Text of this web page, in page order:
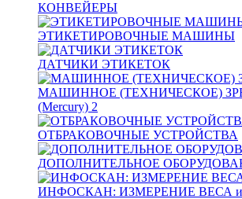
КОНВЕЙЕРЫ
ЭТИКЕТИРОВОЧНЫЕ МАШИНЫ
ДАТЧИКИ ЭТИКЕТОК
МАШИННОЕ (ТЕХНИЧЕСКОЕ)
(Mercury) 2
ОТБРАКОВОЧНЫЕ УСТРОЙСТВА
ДОПОЛНИТЕЛЬНОЕ
ИНФОСКАН: ИЗМЕРЕНИЕ ВЕСА